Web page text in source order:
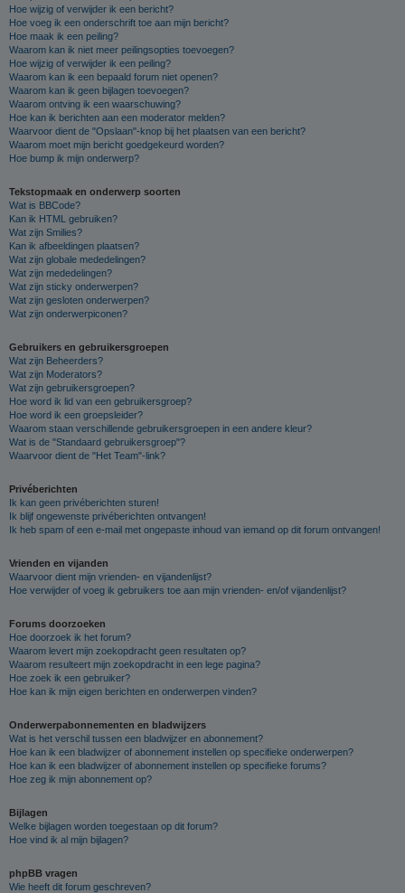
Hoe wijzig of verwijder ik een bericht?
Hoe voeg ik een onderschrift toe aan mijn bericht?
Hoe maak ik een peiling?
Waarom kan ik niet meer peilingsopties toevoegen?
Hoe wijzig of verwijder ik een peiling?
Waarom kan ik een bepaald forum niet openen?
Waarom kan ik geen bijlagen toevoegen?
Waarom ontving ik een waarschuwing?
Hoe kan ik berichten aan een moderator melden?
Waarvoor dient de "Opslaan"-knop bij het plaatsen van een bericht?
Waarom moet mijn bericht goedgekeurd worden?
Hoe bump ik mijn onderwerp?
Tekstopmaak en onderwerp soorten
Wat is BBCode?
Kan ik HTML gebruiken?
Wat zijn Smilies?
Kan ik afbeeldingen plaatsen?
Wat zijn globale mededelingen?
Wat zijn mededelingen?
Wat zijn sticky onderwerpen?
Wat zijn gesloten onderwerpen?
Wat zijn onderwerpiconen?
Gebruikers en gebruikersgroepen
Wat zijn Beheerders?
Wat zijn Moderators?
Wat zijn gebruikersgroepen?
Hoe word ik lid van een gebruikersgroep?
Hoe word ik een groepsleider?
Waarom staan verschillende gebruikersgroepen in een andere kleur?
Wat is de "Standaard gebruikersgroep"?
Waarvoor dient de "Het Team"-link?
Privéberichten
Ik kan geen privéberichten sturen!
Ik blijf ongewenste privéberichten ontvangen!
Ik heb spam of een e-mail met ongepaste inhoud van iemand op dit forum ontvangen!
Vrienden en vijanden
Waarvoor dient mijn vrienden- en vijandenlijst?
Hoe verwijder of voeg ik gebruikers toe aan mijn vrienden- en/of vijandenlijst?
Forums doorzoeken
Hoe doorzoek ik het forum?
Waarom levert mijn zoekopdracht geen resultaten op?
Waarom resulteert mijn zoekopdracht in een lege pagina?
Hoe zoek ik een gebruiker?
Hoe kan ik mijn eigen berichten en onderwerpen vinden?
Onderwerpabonnementen en bladwijzers
Wat is het verschil tussen een bladwijzer en abonnement?
Hoe kan ik een bladwijzer of abonnement instellen op specifieke onderwerpen?
Hoe kan ik een bladwijzer of abonnement instellen op specifieke forums?
Hoe zeg ik mijn abonnement op?
Bijlagen
Welke bijlagen worden toegestaan op dit forum?
Hoe vind ik al mijn bijlagen?
phpBB vragen
Wie heeft dit forum geschreven?